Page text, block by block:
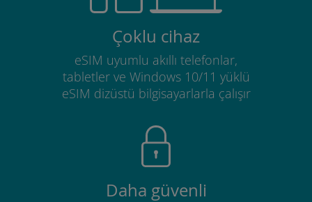
Çoklu cihaz
eSIM uyumlu akıllı telefonlar,
tabletler ve Windows 10/11 yüklü
eSIM dizüstü bilgisayarlarla çalışır
Daha güvenli